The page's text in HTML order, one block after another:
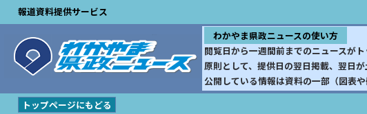
報道資料提供サービス
わかやま県政ニュースの使い方
閲覧日から一週間前までのニュースがト
原則として、提供日の翌日掲載、翌日
公開している情報は資料の一部（図表
トップページにもどる